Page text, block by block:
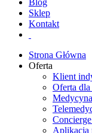
Blog
Sklep
Kontakt
Strona Główna
Oferta
Klient
Oferta
Aplikacja